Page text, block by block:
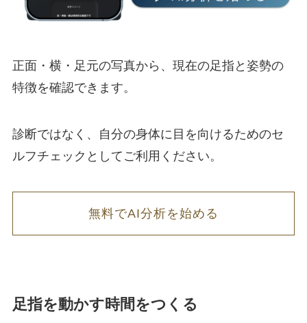
正面・横・足元の写真から、現在の足指と姿勢の
特徴を確認できます。
診断ではなく、自分の身体に目を向けるためのセ
ルフチェックとしてご利用ください。
無料でAI分析を始める
足指を動かす時間をつくる